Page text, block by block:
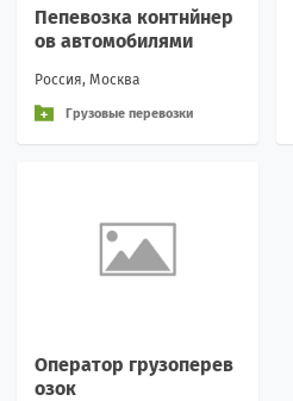
Пепевозка контнйнер
ов автомобилями
Россия, Москва
Грузовые перевозки
Оператор грузоперев
озок